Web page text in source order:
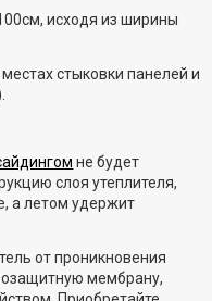
исходя из ширины
стыковки панелей и
не будет
слоя утеплителя,
а летом удержит
от проникновения
мембрану,